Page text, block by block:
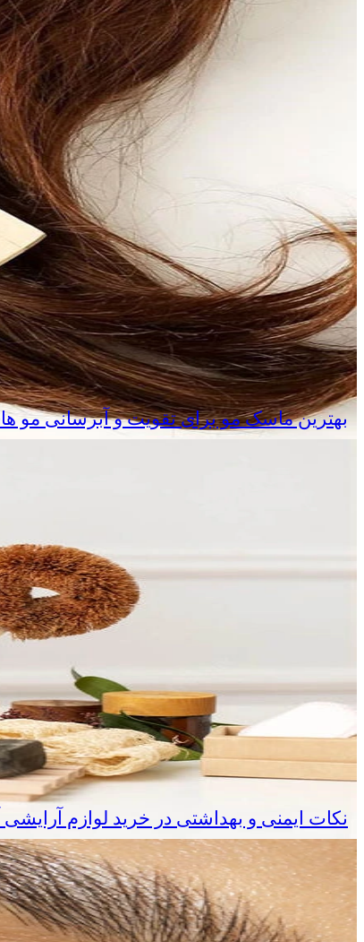
بهترین ماسک مو برای تقویت و آبرسانی مو
نکات ایمنی و بهداشتی در خرید لوازم